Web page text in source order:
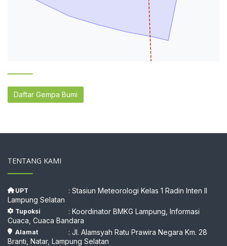
Daftar Gempa Bumi
TENTANG KAMI
UPT
: Stasiun Meteorologi Kelas 1 Radin Inten II
Lampung Selatan
Tupoksi
: Koordinator BMKG Lampung, Informasi
Cuaca, Cuaca Bandara
Alamat
: Jl. Alamsyah Ratu Prawira Negara Km. 28
Branti, Natar, Lampung Selatan